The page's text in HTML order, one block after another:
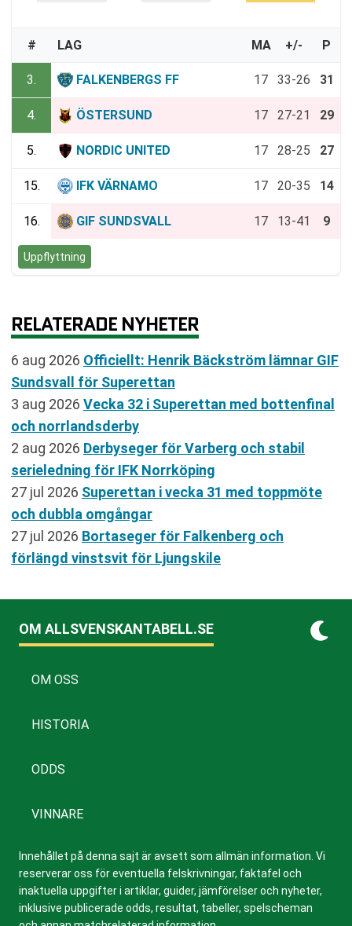
# LAG MA +/- P
3. FALKENBERGS FF 17 33-26 31
4. ÖSTERSUND 17 27-21 29
5. NORDIC UNITED 17 28-25 27
15. IFK VÄRNAMO 17 20-35 14
16. GIF SUNDSVALL 17 13-41 9
Uppflyttning
RELATERADE NYHETER
6 aug 2026 Officiellt: Henrik Bäckström lämnar GIF
Sundsvall för Superettan
3 aug 2026 Vecka 32 i Superettan med bottenfinal
och norrlandsderby
2 aug 2026 Derbyseger för Varberg och stabil
serieledning för IFK Norrköping
27 jul 2026 Superettan i vecka 31 med toppmöte
och dubbla omgångar
27 jul 2026 Bortaseger för Falkenberg och
förlängd vinstsvit för Ljungskile
OM ALLSVENSKANTABELL.SE
OM OSS
HISTORIA
ODDS
VINNARE
Innehållet på denna sajt är avsett som allmän information. Vi
reserverar oss för eventuella felskrivningar, faktafel och
inaktuella uppgifter i artiklar, guider, jämförelser och nyheter,
inklusive publicerade odds, resultat, tabeller, spelscheman